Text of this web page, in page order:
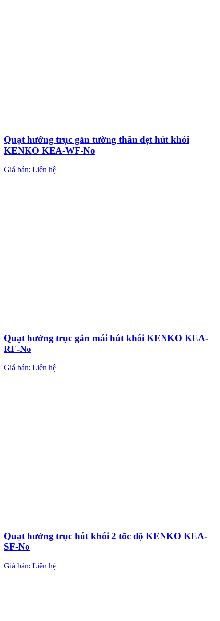
Quạt hướng trục gắn tường thân dẹt hút khói
KENKO KEA-WF-No
Giá bán: Liên hệ
Quạt hướng trục gắn mái hút khói KENKO KEA-
RF-No
Giá bán: Liên hệ
Quạt hướng trục hút khói 2 tốc độ KENKO KEA-
SF-No
Giá bán: Liên hệ